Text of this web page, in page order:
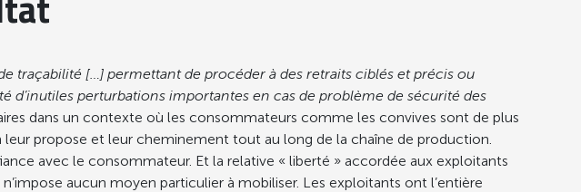
traçabilité […] permettant de procéder à des retraits ciblés et précis ou
d’inutiles perturbations importantes en cas de problème de sécurité des
dans un contexte où les consommateurs comme les convives sont de plus
leur propose et leur cheminement tout au long de la chaîne de production.
avec le consommateur. Et la relative « liberté » accordée aux exploitants
aucun moyen particulier à mobiliser. Les exploitants ont l’entière